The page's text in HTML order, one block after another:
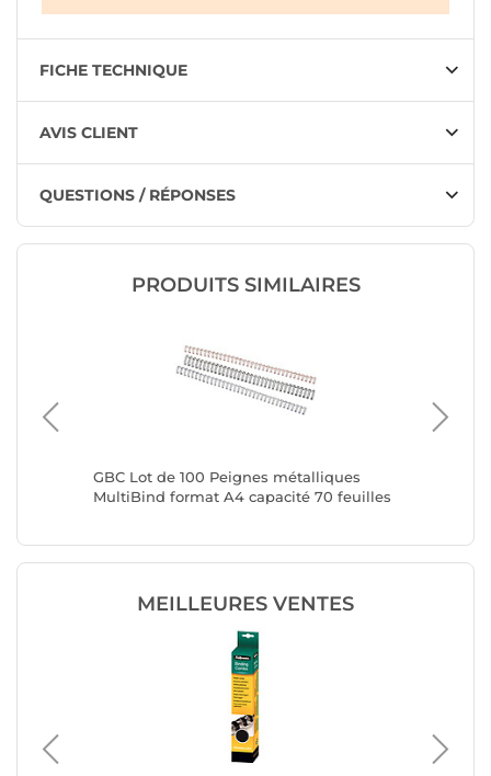
FICHE TECHNIQUE
AVIS CLIENT
QUESTIONS / RÉPONSES
PRODUITS SIMILAIRES
GBC Lot de 100 Peignes métalliques
MultiBind format A4 capacité 70 feuilles
MEILLEURES VENTES